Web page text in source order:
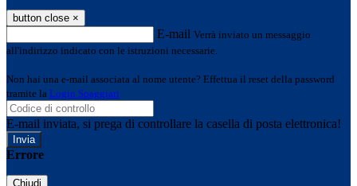
button close ×
E-mail Verrà inviato un messaggio
all'indirizzo indicato con le istruzioni necessarie.
Non hai una e-mail associata al nome utente? Effettua il reset della password
tramite la Login Spaggiari
E-mail inviata, si prega di controllare la casella di posta elettronica!
Errore
Chiudi